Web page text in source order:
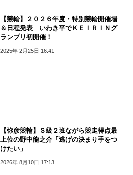
【競輪】２０２６年度・特別競輪開催場
＆日程発表 いわき平でＫＥＩＲＩＮグ
ランプリ初開催！
2025年 2月25日 16:41
【弥彦競輪】Ｓ級２班ながら競走得点最
上位の野中龍之介「逃げの決まり手をつ
けたい」
2026年 8月10日 17:13